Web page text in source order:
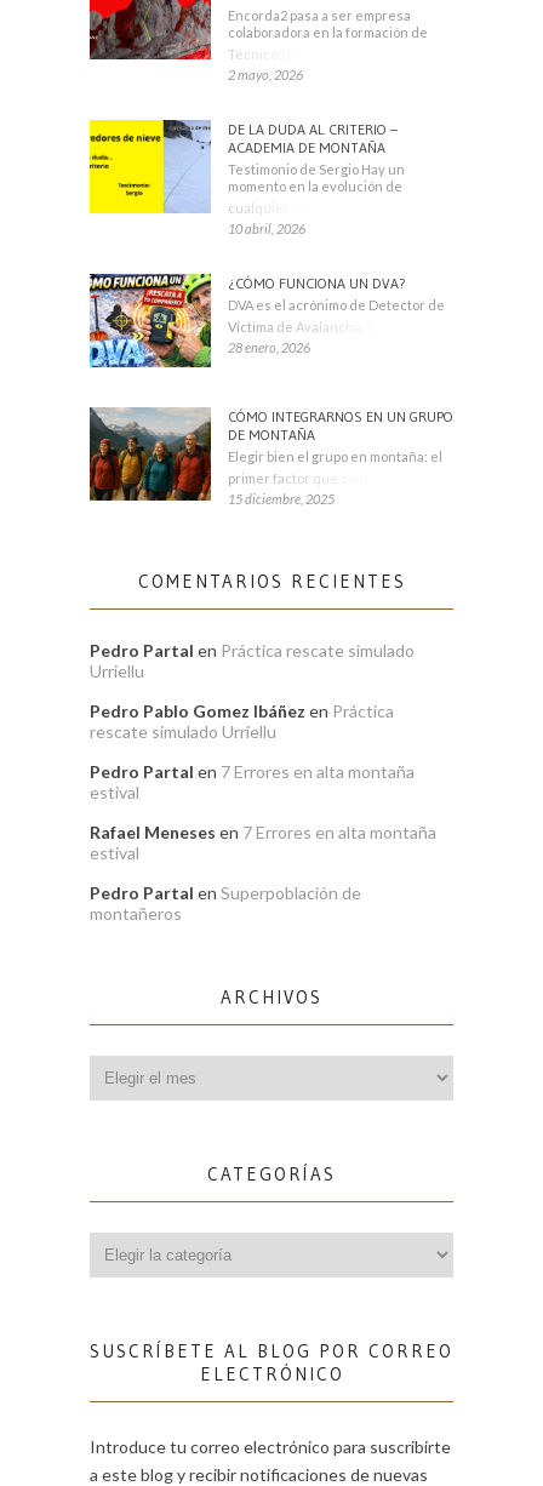
Encorda2 pasa a ser empresa
colaboradora en la formación de
Técnicos Deportivos
2 mayo, 2026
DE LA DUDA AL CRITERIO –
ACADEMIA DE MONTAÑA
Testimonio de Sergio Hay un
momento en la evolución de
cualquier montañero
10 abril, 2026
¿CÓMO FUNCIONA UN DVA?
DVA es el acrónimo de Detector de
Víctima de Avalancha. También se
28 enero, 2026
CÓMO INTEGRARNOS EN UN GRUPO
DE MONTAÑA
Elegir bien el grupo en montaña: el
primer factor que condiciona tu
15 diciembre, 2025
COMENTARIOS RECIENTES
Pedro Partal en Práctica rescate simulado
Urriellu
Pedro Pablo Gomez Ibáñez en Práctica
rescate simulado Urriellu
Pedro Partal en 7 Errores en alta montaña
estival
Rafael Meneses en 7 Errores en alta montaña
estival
Pedro Partal en Superpoblación de
montañeros
ARCHIVOS
CATEGORÍAS
SUSCRÍBETE AL BLOG POR CORREO
ELECTRÓNICO
Introduce tu correo electrónico para suscribirte
a este blog y recibir notificaciones de nuevas